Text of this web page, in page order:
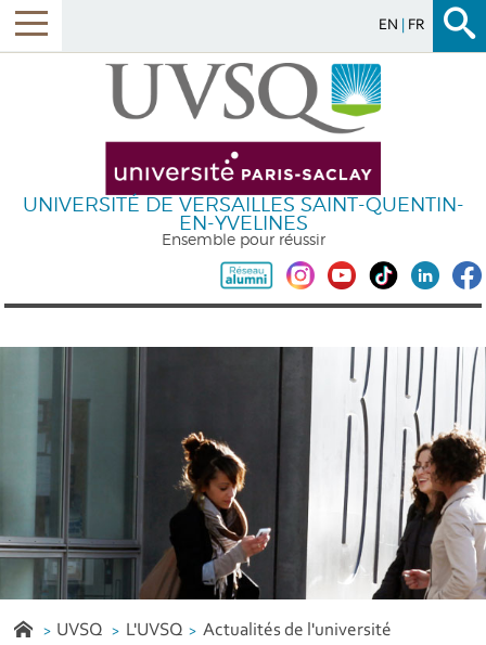
EN FR
UNIVERSITÉ DE VERSAILLES SAINT-QUENTIN-
EN-YVELINES
Ensemble pour réussir
UVSQ L'UVSQ Actualités de l'université